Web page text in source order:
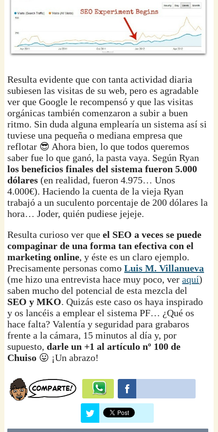
Resulta evidente que con tanta actividad diaria
subiesen las visitas de su web, pero es agradable
ver que Google le recompensó y que las visitas
orgánicas también comenzaron a subir a buen
ritmo. Sin duda alguna emplearía un sistema así si
tuviese una pequeña o mediana empresa que
reflotar 😎 Ahora bien, lo que todos queremos
saber fue lo que ganó, la pasta vaya. Según Ryan
los beneficios finales del sistema fueron 5.000
dólares (en realidad, fueron 4.975… Unos
4.000€). Haciendo la cuenta de la vieja Ryan
trabajó a un suculento porcentaje de 200 dólares la
hora… Joder, quién pudiese jejeje.
Resulta curioso ver queel SEO a veces se puede
compaginar de una forma tan efectiva con el
marketing online, y éste es un claro ejemplo.
Precisamente personas comoLuis M. Villanueva
(me hizo una entrevista hace muy poco, veraquí)
saben mucho del potencial de esta mezcla del
SEO y MKO. Quizás este caso os haya inspirado
y os lancéis a emplear el sistema PF… ¿Qué os
hace falta? Valentía y seguridad para grabaros
frente a la cámara, 15 minutos al día y, por
supuesto,darle un +1 al artículo nº 100 de
Chuiso 😛 ¡Un abrazo!